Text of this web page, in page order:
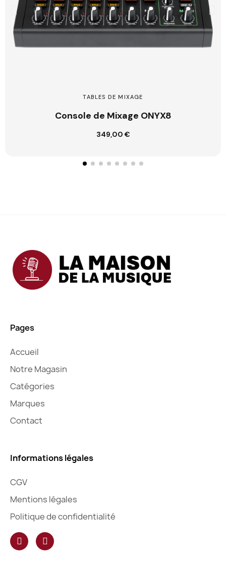
TABLES DE MIXAGE
Console de Mixage ONYX8
349,00 €
Ajouter au panier
Pages
Accueil
Notre Magasin
Catégories
Marques
Contact
Informations légales
CGV
Mentions légales
Politique de confidentialité